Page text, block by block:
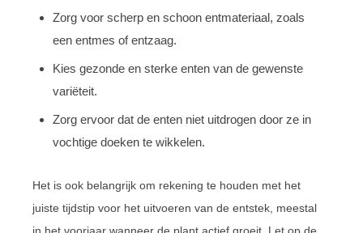
Zorg voor scherp en schoon entmateriaal, zoals
een entmes of entzaag.
Kies gezonde en sterke enten van de gewenste
variëteit.
Zorg ervoor dat de enten niet uitdrogen door ze in
vochtige doeken te wikkelen.
Het is ook belangrijk om rekening te houden met het
juiste tijdstip voor het uitvoeren van de entstek, meestal